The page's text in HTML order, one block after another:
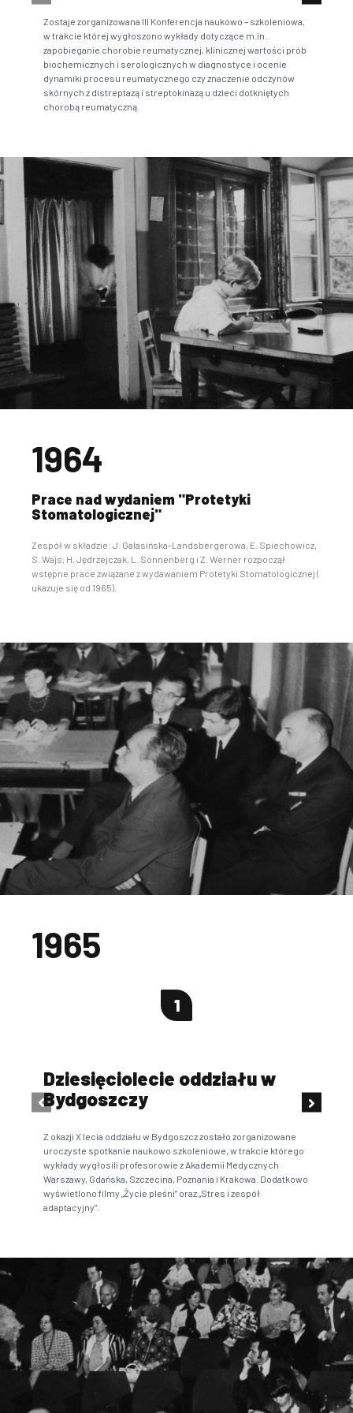
Zostaje zorganizowana III Konferencja naukowo – szkoleniowa,
w trakcie której wygłoszono wykłady dotyczące m.in.
zapobieganie chorobie reumatycznej, klinicznej wartości prób
biochemicznych i serologicznych w diagnostyce i ocenie
dynamiki procesu reumatycznego czy znaczenie odczynów
skórnych z distreptazą i streptokinazą u dzieci dotkniętych
chorobą reumatyczną.
1964
Prace nad wydaniem "Protetyki
Stomatologicznej"
Zespół w składzie: J. Galasińska-Landsbergerowa, E. Spiechowicz,
S. Wajs, H. Jędrzejczak, L. Sonnenberg i Z. Werner rozpoczął
wstępne prace związane z wydawaniem Protetyki Stomatologicznej (
ukazuje się od 1965).
1965
1
Dziesięciolecie oddziału w
Bydgoszczy
Z okazji X lecia oddziału w Bydgoszcz zostało zorganizowane
uroczyste spotkanie naukowo szkoleniowe, w trakcie którego
wykłady wygłosili profesorowie z Akademii Medycznych
Warszawy, Gdańska, Szczecina, Poznania i Krakowa. Dodatkowo
wyświetlono filmy „Życie pleśni” oraz „Stres i zespół
adaptacyjny”.